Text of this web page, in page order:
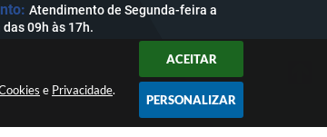
e Privacidade.
ACEITAR
PERSONALIZAR
Atendimento de Segunda-feira a
09h às 17h.